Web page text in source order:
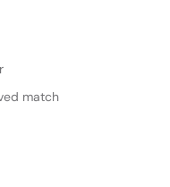
match